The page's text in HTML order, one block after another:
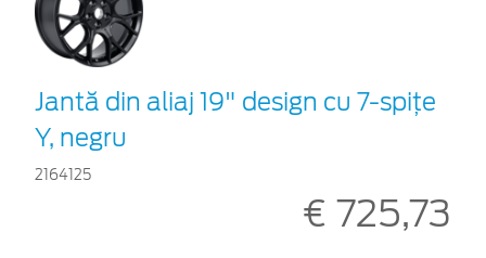
Jantă din aliaj 19" design cu 7-spiţe
Y, negru
2164125
€ 725,73